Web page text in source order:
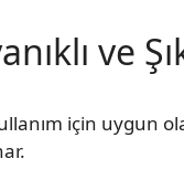
ve
için uygun